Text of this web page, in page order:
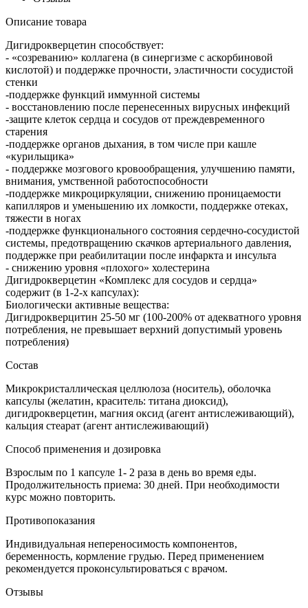
Описание товара
Дигидрокверцетин способствует:
- «созреванию» коллагена (в синергизме с аскорбиновой
кислотой) и поддержке прочности, эластичности сосудистой
стенки
-поддержке функций иммунной системы
- восстановлению после перенесенных вирусных инфекций
-защите клеток сердца и сосудов от преждевременного
старения
-поддержке органов дыхания, в том числе при кашле
«курильщика»
- поддержке мозгового кровообращения, улучшению памяти,
внимания, умственной работоспособности
-поддержке микроциркуляции, снижению проницаемости
капилляров и уменьшению их ломкости, поддержке отеках,
тяжести в ногах
-поддержке функционального состояния сердечно-сосудистой
системы, предотвращению скачков артериального давления,
поддержке при реабилитации после инфаркта и инсульта
- снижению уровня «плохого» холестерина
Дигидрокверцетин «Комплекс для сосудов и сердца»
содержит (в 1-2-х капсулах):
Биологически активные вещества:
Дигидрокверцитин 25-50 мг (100-200% от адекватного уровня
потребления, не превышает верхний допустимый уровень
потребления)
Состав
Микрокристаллическая целлюлоза (носитель), оболочка
капсулы (желатин, краситель: титана диоксид),
дигидрокверцетин, магния оксид (агент антислеживающий),
кальция стеарат (агент антислеживающий)
Способ применения и дозировка
Взрослым по 1 капсуле 1- 2 раза в день во время еды.
Продолжительность приема: 30 дней. При необходимости
курс можно повторить.
Противопоказания
Индивидуальная непереносимость компонентов,
беременность, кормление грудью. Перед применением
рекомендуется проконсультироваться с врачом.
Отзывы